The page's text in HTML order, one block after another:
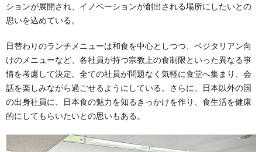
ションが展開され、イノベーションが創出される場所にしたいとの
思いを込めている。
日替わりのランチメニューは和食を中心としつつ、ベジタリアン向
けのメニューなど、各社員が持つ宗教上の食制限といった異なる事
情を考慮して決定。全ての社員が問題なく気軽に食堂へ集まり、会
話を楽しみながら過ごせるようにしている。さらに、日本以外の国
の出身社員に、日本食の魅力を知るきっかけを作り、食生活を健康
的にしてもらいたいとの思いもある。